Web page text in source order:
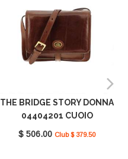
THE BRIDGE STORY DONNA
04404201 CUOIO
$ 506.00 Club $ 379.50